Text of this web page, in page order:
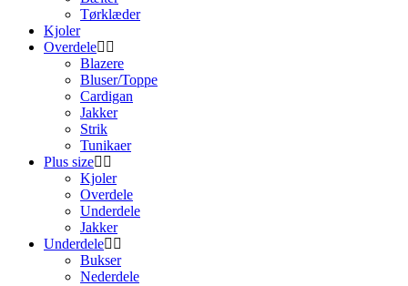
Tørklæder
Kjoler
Overdele
Blazere
Bluser/Toppe
Cardigan
Jakker
Strik
Tunikaer
Plus size
Kjoler
Overdele
Underdele
Jakker
Underdele
Bukser
Nederdele